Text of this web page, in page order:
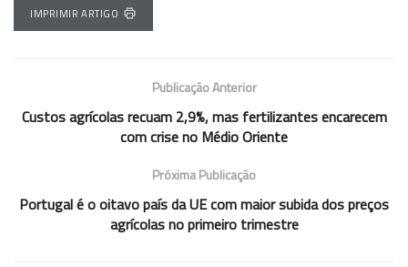
IMPRIMIR ARTIGO
Publicação Anterior
Custos agrícolas recuam 2,9%, mas fertilizantes encarecem
com crise no Médio Oriente
Próxima Publicação
Portugal é o oitavo país da UE com maior subida dos preços
agrícolas no primeiro trimestre